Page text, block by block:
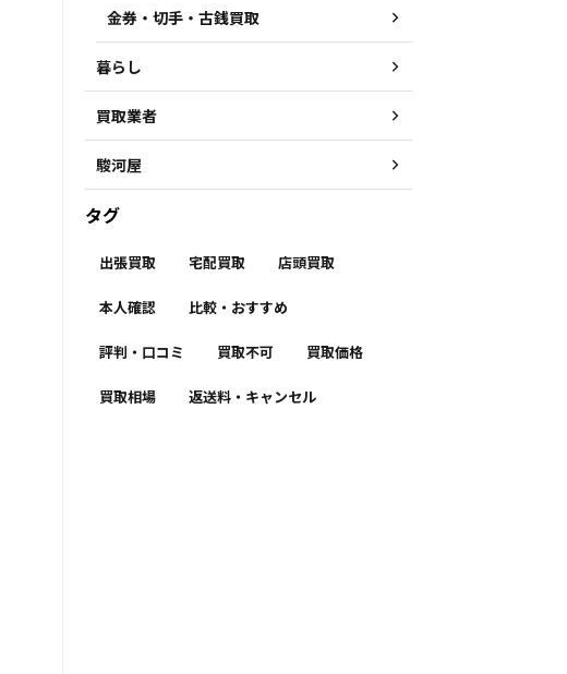
金券・切手・古銭買取
暮らし
買取業者
駿河屋
タグ
出張買取 宅配買取 店頭買取
本人確認 比較・おすすめ
評判・口コミ 買取不可 買取価格
買取相場 返送料・キャンセル